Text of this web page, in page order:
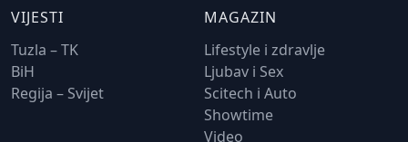
VIJESTI
Tuzla – TK
BiH
Regija – Svijet
MAGAZIN
Lifestyle i zdravlje
Ljubav i Sex
Scitech i Auto
Showtime
Video